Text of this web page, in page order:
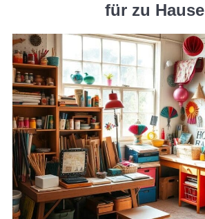
für zu Hause